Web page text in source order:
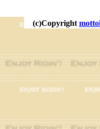
(c)Copyright